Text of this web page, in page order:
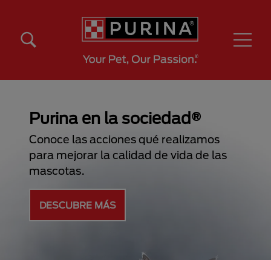
Purina en la sociedad®
Conoce las acciones qué realizamos
para mejorar la calidad de vida de las
mascotas.
DESCUBRE MÁS